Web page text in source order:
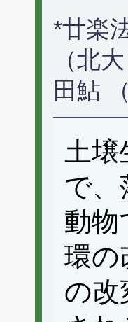
*廿楽
（北
田鮎
土
で、
動物
環の
の改